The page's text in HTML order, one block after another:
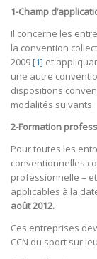
1-Champ
Il concerne les
la convention
2009[1] et
une autre
dispositions
modalités suivants.
2-Formation
Pour toutes les
conventionnelles
professionnelle – et
applicables à la
août 2012.
Ces entreprises
CCN du sport sur